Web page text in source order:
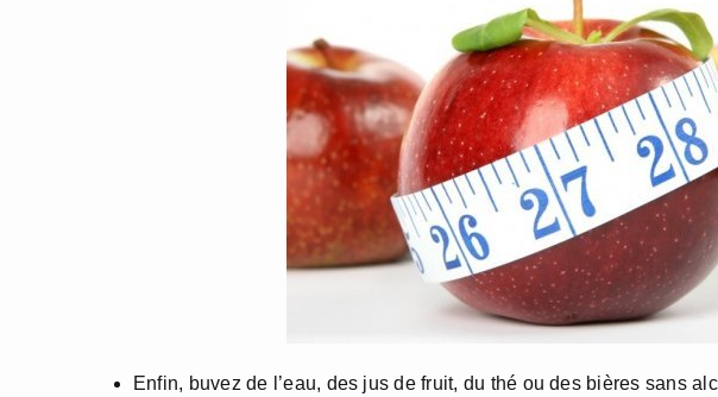
Enfin, buvez de l’eau, des jus de fruit, du thé ou des bières sans